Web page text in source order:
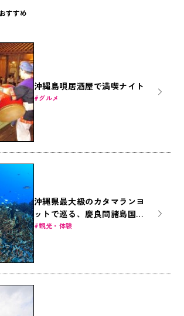
すすめ
沖縄島唄居酒屋で満喫ナイト
グルメ
沖縄県最大級のカタマランヨ
ットで巡る、慶良間諸島国立
公園の美しき海底世界への旅
観光・体験